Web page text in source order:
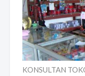
KONSULTAN